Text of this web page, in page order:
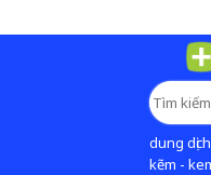
dung
kẽm -